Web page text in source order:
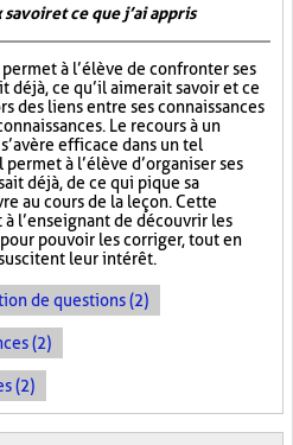
et ce que j’ai appris
permet à l’élève de confronter ses
déjà, ce qu’il aimerait savoir et ce
des liens entre ses connaissances
Le recours à un
s’avère efficace dans un tel
à l’élève d’organiser ses
déjà, de ce qui pique sa
au cours de la leçon. Cette
l’enseignant de découvrir les
pouvoir les corriger, tout en
leur intérêt.
de questions (2)
(2)
(2)